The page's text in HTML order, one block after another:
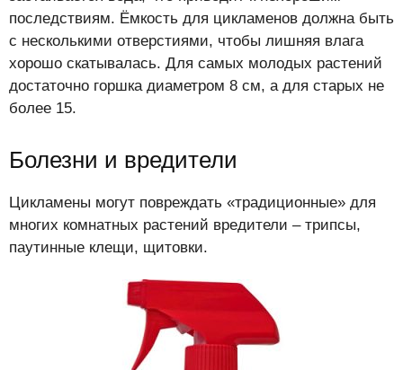
последствиям. Ёмкость для цикламенов должна быть
с несколькими отверстиями, чтобы лишняя влага
хорошо скатывалась. Для самых молодых растений
достаточно горшка диаметром 8 см, а для старых не
более 15.
Болезни и вредители
Цикламены могут повреждать «традиционные» для
многих комнатных растений вредители – трипсы,
паутинные клещи, щитовки.